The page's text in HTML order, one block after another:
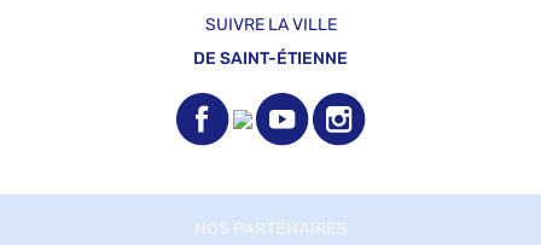
SUIVRE LA VILLE
DE SAINT-ÉTIENNE
NOS PARTENAIRES